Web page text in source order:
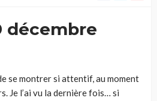
décembre
se montrer si attentif, au moment
Je l’ai vu la dernière fois… si